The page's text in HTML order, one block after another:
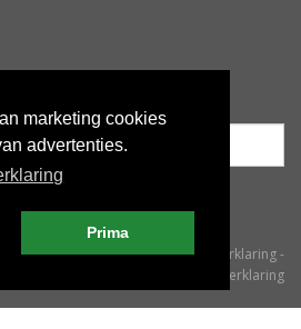
marketing cookies
advertenties.
Prima
Algemene voorwaarden-Cookieverklaring-
Privacyverklaring